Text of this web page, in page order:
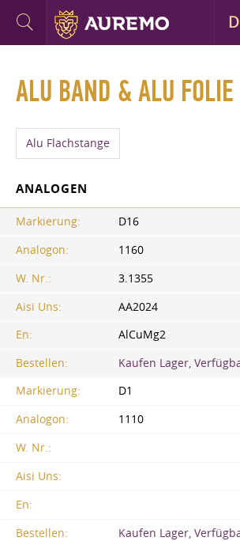
ALU BAND & ALU FOLIE
Alu Flachstange
ANALOGEN
Markierung:
D16
Analogon:
1160
W. Nr.:
3.1355
Aisi Uns:
AA2024
En:
AlCuMg2
Bestellen:
Kaufen Lager,
Markierung:
D1
Analogon:
1110
W. Nr.:
Aisi Uns:
En:
Bestellen:
Kaufen Lager,